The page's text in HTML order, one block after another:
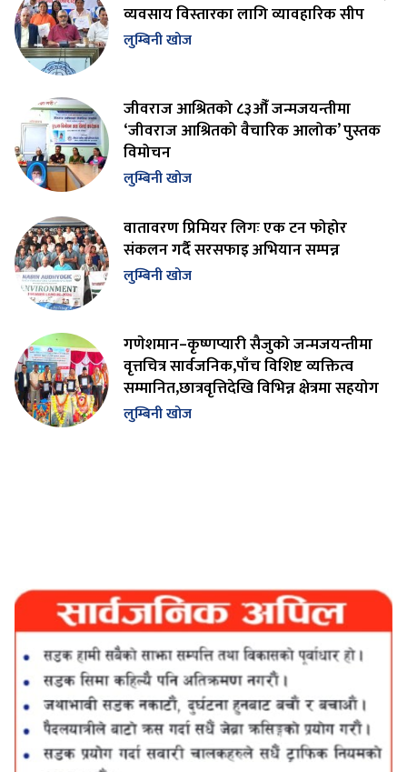
व्यवसाय विस्तारका लागि व्यावहारिक सीप
लुम्बिनी खोज
जीवराज आश्रितको ८३औँ जन्मजयन्तीमा
‘जीवराज आश्रितको वैचारिक आलोक’ पुस्तक
विमोचन
लुम्बिनी खोज
वातावरण प्रिमियर लिगः एक टन फोहोर
संकलन गर्दै सरसफाइ अभियान सम्पन्न
लुम्बिनी खोज
गणेशमान–कृष्णप्यारी सैजुको जन्मजयन्तीमा
वृत्तचित्र सार्वजनिक,पाँच विशिष्ट व्यक्तित्व
सम्मानित,छात्रवृत्तिदेखि विभिन्न क्षेत्रमा सहयोग
लुम्बिनी खोज